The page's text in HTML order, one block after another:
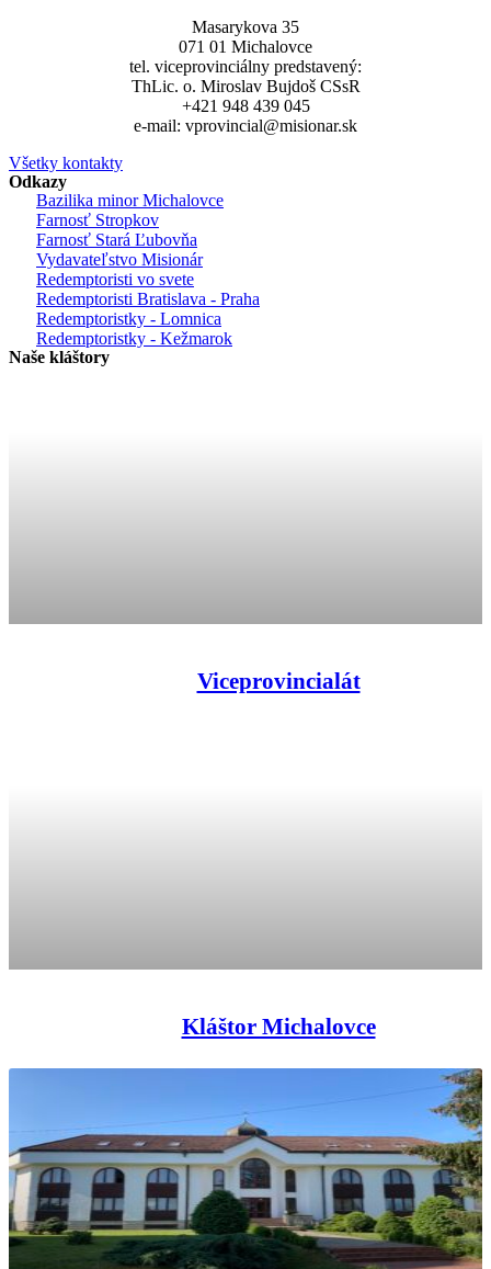
Masarykova 35
071 01 Michalovce
tel. viceprovinciálny predstavený:
ThLic. o. Miroslav Bujdoš CSsR
+421 948 439 045
e-mail: vprovincial@misionar.sk
Všetky kontakty
Odkazy
Bazilika minor Michalovce
Farnosť Stropkov
Farnosť Stará Ľubovňa
Vydavateľstvo Misionár
Redemptoristi vo svete
Redemptoristi Bratislava - Praha
Redemptoristky - Lomnica
Redemptoristky - Kežmarok
Naše kláštory
Viceprovincialát
Kláštor Michalovce